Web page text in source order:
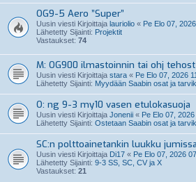
OG9-5 Aero ”Super”
Uusin viesti Kirjoittaja lauriolio « Pe Elo 07,
Lähetetty Sijainti: Projektit
Vastaukset: 74
M: OG900 ilmastoinnin tai ohj
Uusin viesti Kirjoittaja stara « Pe Elo 07, 2026
Lähetetty Sijainti: Myydään Saabin osat ja
O: ng 9-3 my10 vasen etulokasuoja
Uusin viesti Kirjoittaja Jonenii « Pe Elo 07,
Lähetetty Sijainti: Ostetaan Saabin osat ja
SC:n polttoainetankin luukku jumissa
Uusin viesti Kirjoittaja Di17 « Pe Elo 07, 2026
Lähetetty Sijainti: 9-3 SS, SC, CV ja X
Vastaukset: 21